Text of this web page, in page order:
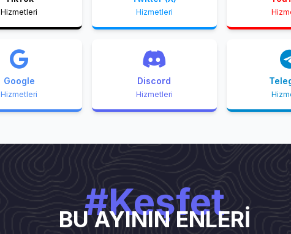
Hizmetleri Hizmetleri
Google
Hizmetleri
Discord
Hizmetleri
#Keşfet
BU AYININ ENLERİ